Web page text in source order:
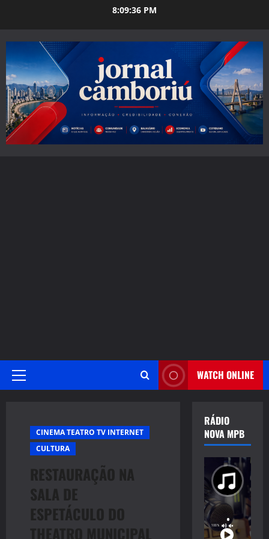
8:09:37 PM
Primary
WATCH ONLINE
CINEMA TEATRO TV INTERNET
CULTURA
RESTAURAÇÃO NA
SALA DE
ESPETÁCULO DO
THEATRO MUNICIPAL
RÁDIO
NOVA MPB